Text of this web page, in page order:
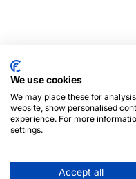
We use cookies
We may place these for
website, show personalised
experience. For more
settings.
Accept all